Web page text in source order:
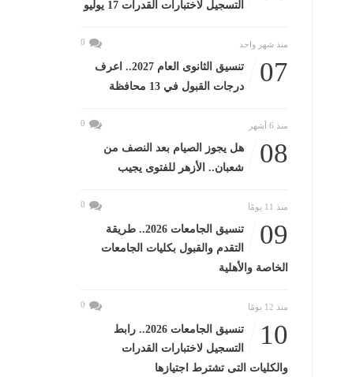
التسجيل لاختبارات القدرات 17 يوليو
منذ شهر واحد 0
07
تنسيق الثانوى العام 2027.. اعرف
درجات القبول في 13 محافظة
منذ 6 أشهر 0
08
هل يجوز الصيام بعد النصف من
شعبان.. الأزهر للفتوى يجيب
منذ 11 يومًا 0
09
تنسيق الجامعات 2026.. طريقة
التقدم والقبول بكليات الجامعات
الخاصة والأهلية
منذ 12 يومًا 0
10
تنسيق الجامعات 2026.. رابط
التسجيل لاختبارات القدرات
والكليات التى تشترط اجتيازها